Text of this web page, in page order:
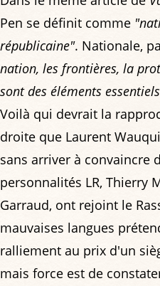
Pen se définit comme
républicaine". Nationale,
nation, les frontières, la
sont des éléments
Voilà qui devrait la
droite que Laurent
sans arriver à convaincre
personnalités LR, Thierry
Garraud, ont rejoint le
mauvaises langues
ralliement au prix d'un
mais force est de